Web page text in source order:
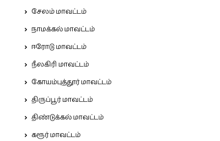
சேலம் மாவட்டம்
நாமக்கல் மாவட்டம்
ஈரோடு மாவட்டம்
நீலகிரி மாவட்டம்
கோயம்புத்தூர் மாவட்டம்
திருப்பூர் மாவட்டம்
திண்டுக்கல் மாவட்டம்
கரூர் மாவட்டம்